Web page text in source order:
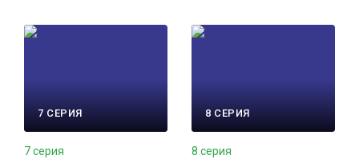
7 СЕРИЯ
7 серия
8 СЕРИЯ
8 серия